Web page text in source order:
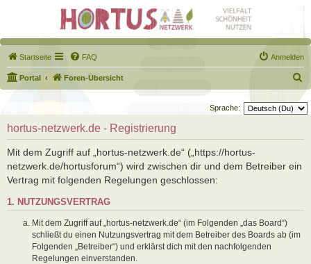
Startseite FAQ Anmelden
Portal Foren-Übersicht
u
c
Sprache:
hortus-netzwerk.de - Registrierung
Mit dem Zugriff auf „hortus-netzwerk.de“ („https://hortus-
netzwerk.de/hortusforum“) wird zwischen dir und dem Betreiber ein
Vertrag mit folgenden Regelungen geschlossen:
1. NUTZUNGSVERTRAG
Mit dem Zugriff auf „hortus-netzwerk.de“ (im Folgenden „das Board“)
schließt du einen Nutzungsvertrag mit dem Betreiber des Boards ab (im
Folgenden „Betreiber“) und erklärst dich mit den nachfolgenden
Regelungen einverstanden.